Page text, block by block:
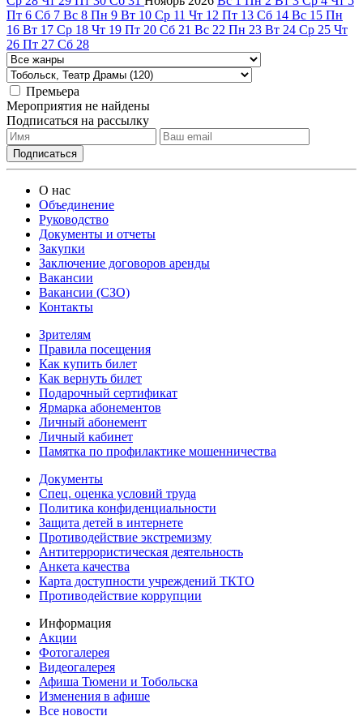
Пт 6 Сб 7 Вс 8 Пн 9 Вт 10 Ср 11 Чт 12 Пт 13 Сб 14 Вс 15 Пн
16 Вт 17 Ср 18 Чт 19 Пт 20 Сб 21 Вс 22 Пн 23 Вт 24 Ср 25 Чт
26 Пт 27 Сб 28
Премьера
Мероприятия не найдены
Подписаться на рассылку
О нас
Объединение
Руководство
Документы и отчеты
Закупки
Заключение договоров аренды
Вакансии
Вакансии (СЗО)
Контакты
Зрителям
Правила посещения
Как купить билет
Как вернуть билет
Подарочный сертификат
Ярмарка абонементов
Личный абонемент
Личный кабинет
Памятка по профилактике мошенничества
Документы
Спец. оценка условий труда
Политика конфиденциальности
Защита детей в интернете
Противодействие экстремизму
Антитеррористическая деятельность
Анкета качества
Карта доступности учреждений ТКТО
Противодействие коррупции
Информация
Акции
Фотогалерея
Видеогалерея
Афиша Тюмени и Тобольска
Изменения в афише
Все новости